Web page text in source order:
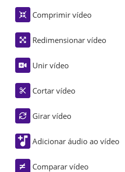
Comprimir vídeo
Redimensionar vídeo
Unir vídeo
Cortar vídeo
Girar vídeo
Adicionar áudio ao vídeo
Comparar vídeo